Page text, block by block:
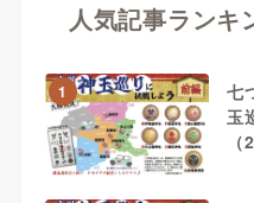
人気記事ランキ
1
七
玉